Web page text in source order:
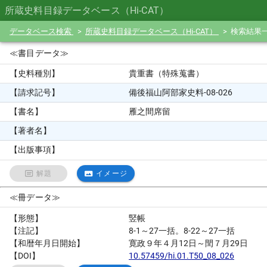
所蔵史料目録データベース（Hi-CAT）
データベース検索 所蔵史料目録データベース（Hi-CAT） 検索結果
≪書目データ≫
【史料種別】
貴重書（特殊蒐書）
【請求記号】
備後福山阿部家史料-08-026
【書名】
雁之間席留
【著者名】
【出版事項】
解題 イメージ
≪冊データ≫
【形態】
竪帳
【注記】
8-1～27一括。8-22～27一括
【和暦年月日開始】
寛政９年４月12日～閏７月29日
【DOI】
10.57459/hi.01.T50_08_026